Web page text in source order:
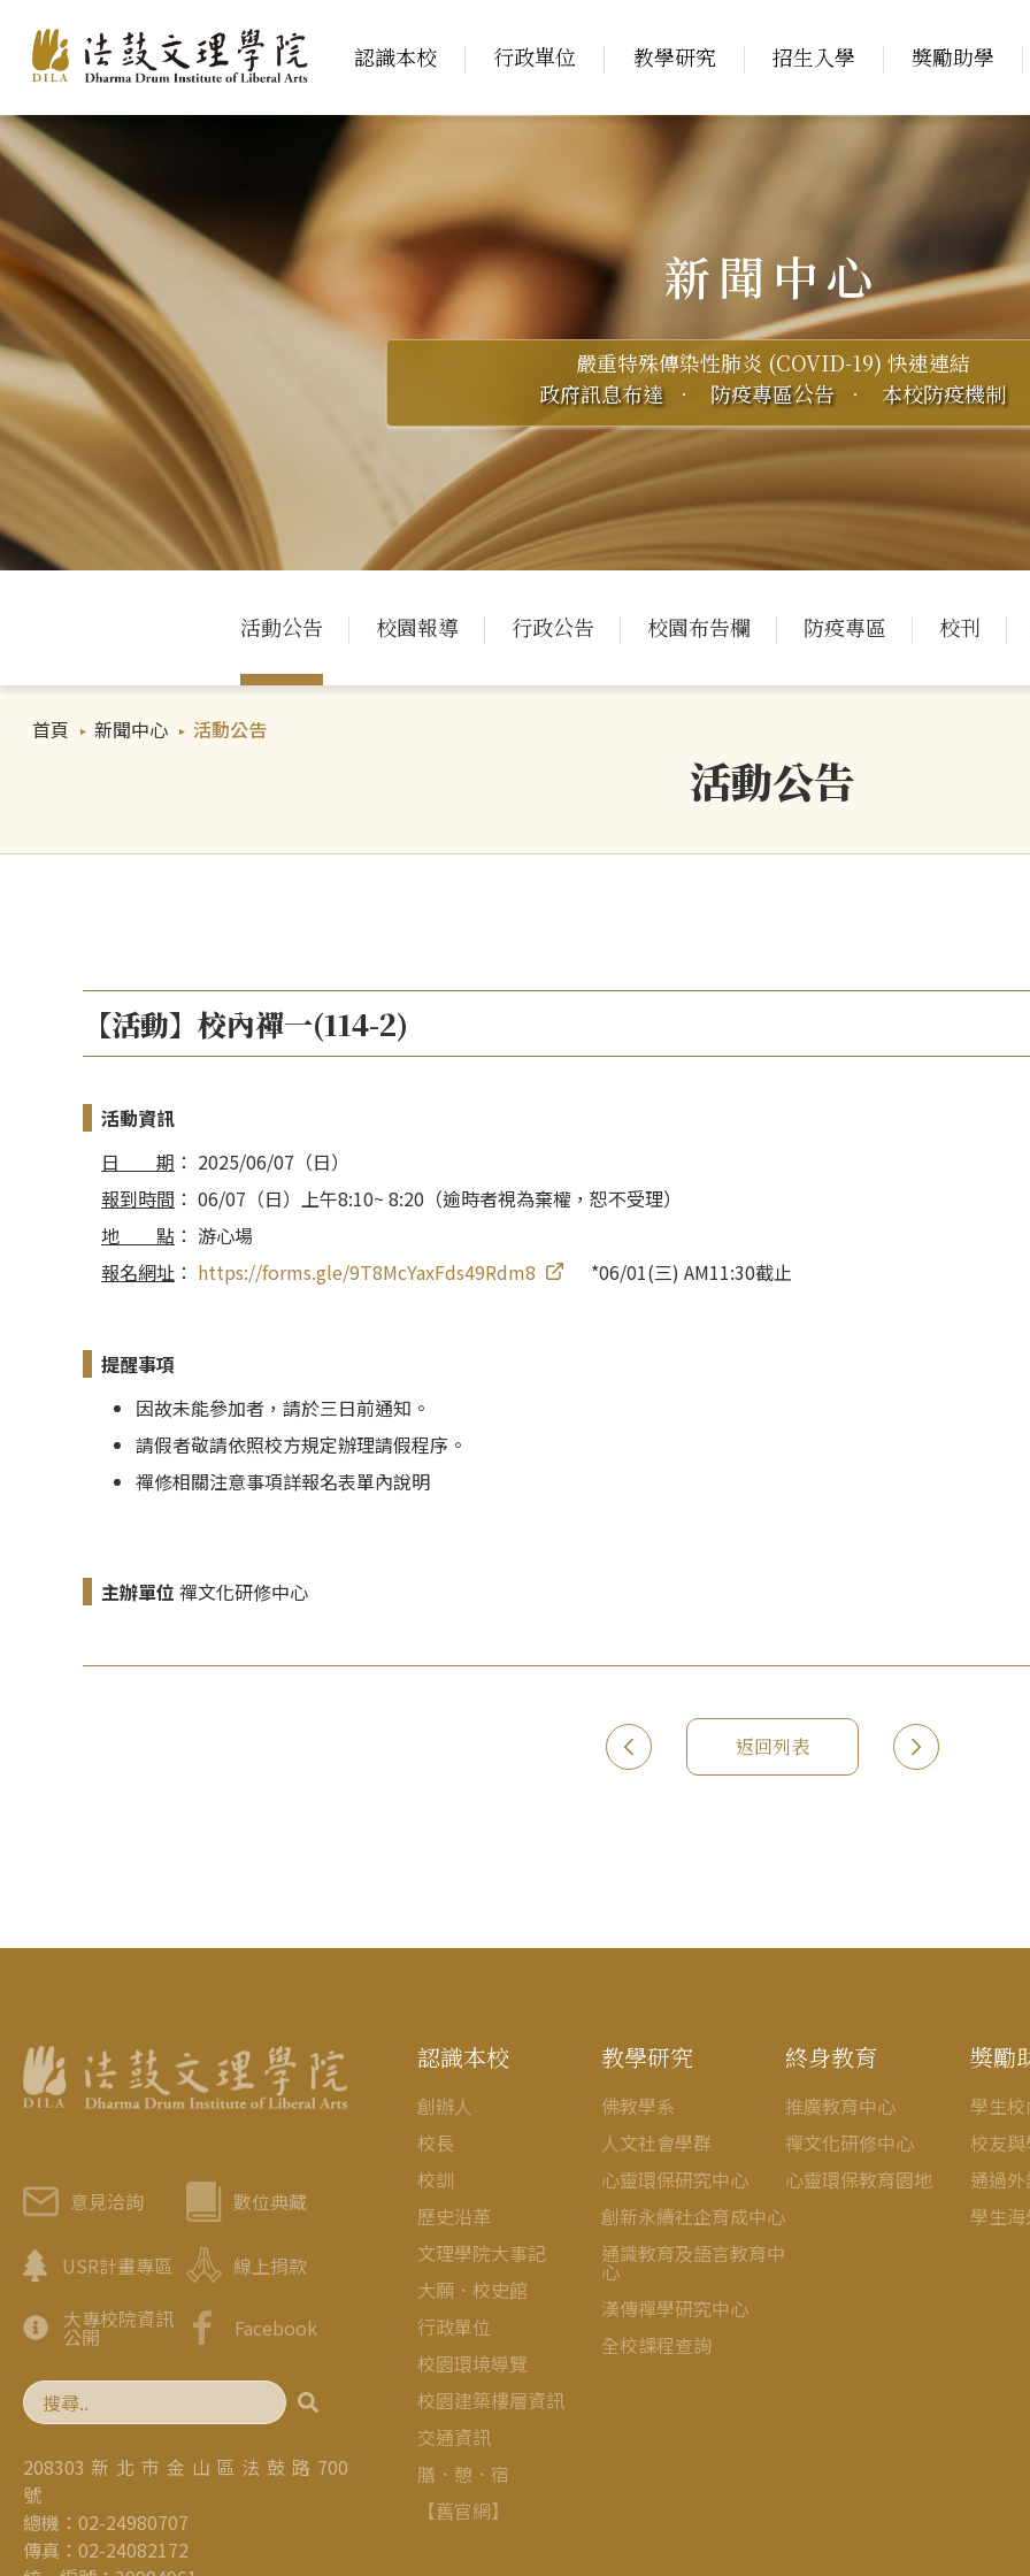
認識本校 行政單位 教學研究 招生入學 獎勵助學
新聞中心
嚴重特殊傳染性肺炎 (COVID-19) 快速連結
政府訊息布達． 防疫專區公告． 本校防疫機制
活動公告 校園報導 行政公告 校園布告欄 防疫專區 校刊
首頁 新聞中心 活動公告
活動公告
【活動】校內禪一(114-2)
活動資訊
日 期 ： 2025/06/07（日）
報到時間 ： 06/07（日）上午8:10~ 8:20（逾時者視為棄權，恕不受理）
地 點 ： 游心場
報名網址 ： https://forms.gle/9T8McYaxFds49Rdm8 *06/01(三) AM11:30截止
提醒事項
因故未能參加者，請於三日前通知。
請假者敬請依照校方規定辦理請假程序。
禪修相關注意事項詳報名表單內說明
主辦單位 禪文化研修中心
返回列表
意見洽詢 數位典藏
USR計畫專區
線上捐款
大專校院資訊
公開 Facebook
208303 新 北 市 金 山 區 法 鼓 路 700
號
總機：02-24980707
傳真：02-24082172
認識本校
創辦人
校長
校訓
歷史沿革
文理學院大事記
大願．校史館
行政單位
校園環境導覽
校園建築樓層資訊
交通資訊
膳．憩．宿
【舊官網】
教學研究
佛教學系
人文社會學群
心靈環保研究中心
創新永續社企育成中心
通識教育及語言教育中
心
漢傳禪學研究中心
全校課程查詢
終身教育
推廣教育中心
禪文化研修中心
心靈環保教育園地
獎勵
學生
校友
通過
學生